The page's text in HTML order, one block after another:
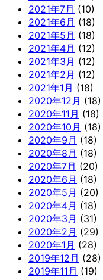
2021年7月 (10)
2021年6月 (18)
2021年5月 (18)
2021年4月 (12)
2021年3月 (12)
2021年2月 (12)
2021年1月 (18)
2020年12月 (18)
2020年11月 (18)
2020年10月 (18)
2020年9月 (18)
2020年8月 (18)
2020年7月 (20)
2020年6月 (18)
2020年5月 (20)
2020年4月 (18)
2020年3月 (31)
2020年2月 (29)
2020年1月 (28)
2019年12月 (28)
2019年11月 (19)